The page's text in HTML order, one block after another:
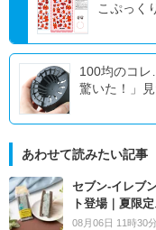
こぷっく
100均のコ
驚いた！」見
あわせて読みたい記事
セブン‐イレブ
ト登場｜夏限
08月06日 11時30分